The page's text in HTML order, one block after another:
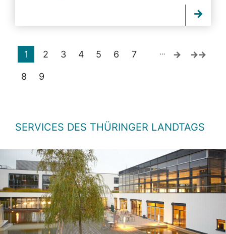
1 2 3 4 5 6 7
8 9
…
SERVICES DES THÜRINGER LANDTAGS